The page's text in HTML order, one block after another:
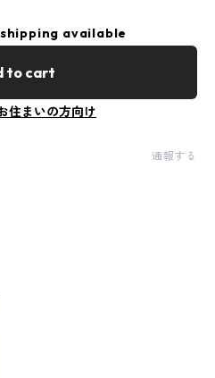
available
to cart
住まいの方向け
通報する